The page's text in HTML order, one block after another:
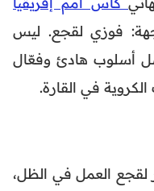
فوزي لقجع. ليس
أسلوب هادئ وفعّال
في القارة.
لقجع العمل في الظل،